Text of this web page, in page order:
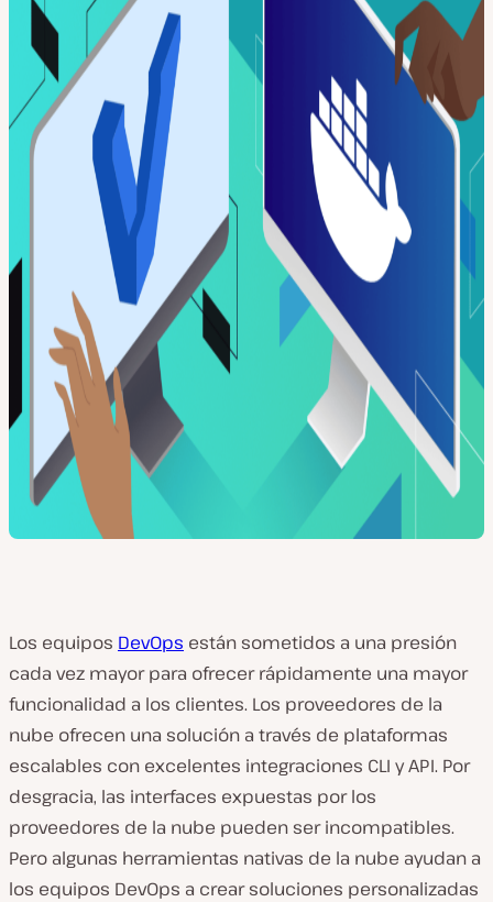
Los equipos DevOps están sometidos a una presión
cada vez mayor para ofrecer rápidamente una mayor
funcionalidad a los clientes. Los proveedores de la
nube ofrecen una solución a través de plataformas
escalables con excelentes integraciones CLI y API. Por
desgracia, las interfaces expuestas por los
proveedores de la nube pueden ser incompatibles.
Pero algunas herramientas nativas de la nube ayudan a
los equipos DevOps a crear soluciones personalizadas